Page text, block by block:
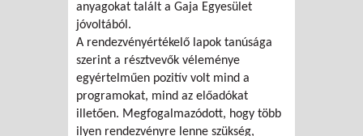
anyagokat talált a Gaja Egyesület
jóvoltából.
A rendezvényértékelő lapok tanúsága
szerint a résztvevők véleménye
egyértelműen pozitív volt mind a
programokat, mind az előadókat
illetően. Megfogalmazódott, hogy több
ilyen rendezvényre lenne szükség,